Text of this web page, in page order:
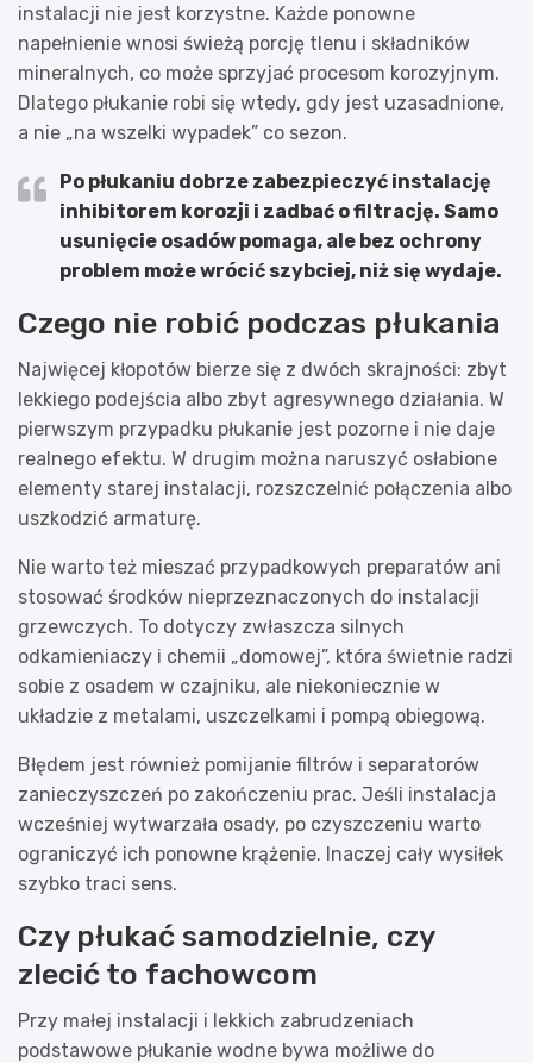
instalacji nie jest korzystne. Każde ponowne
napełnienie wnosi świeżą porcję tlenu i składników
mineralnych, co może sprzyjać procesom korozyjnym.
Dlatego płukanie robi się wtedy, gdy jest uzasadnione,
a nie „na wszelki wypadek” co sezon.
Po płukaniu dobrze zabezpieczyć instalację
inhibitorem korozji i zadbać o filtrację. Samo
usunięcie osadów pomaga, ale bez ochrony
problem może wrócić szybciej, niż się wydaje.
Czego nie robić podczas płukania
Najwięcej kłopotów bierze się z dwóch skrajności: zbyt
lekkiego podejścia albo zbyt agresywnego działania. W
pierwszym przypadku płukanie jest pozorne i nie daje
realnego efektu. W drugim można naruszyć osłabione
elementy starej instalacji, rozszczelnić połączenia albo
uszkodzić armaturę.
Nie warto też mieszać przypadkowych preparatów ani
stosować środków nieprzeznaczonych do instalacji
grzewczych. To dotyczy zwłaszcza silnych
odkamieniaczy i chemii „domowej”, która świetnie radzi
sobie z osadem w czajniku, ale niekoniecznie w
układzie z metalami, uszczelkami i pompą obiegową.
Błędem jest również pomijanie filtrów i separatorów
zanieczyszczeń po zakończeniu prac. Jeśli instalacja
wcześniej wytwarzała osady, po czyszczeniu warto
ograniczyć ich ponowne krążenie. Inaczej cały wysiłek
szybko traci sens.
Czy płukać samodzielnie, czy
zlecić to fachowcom
Przy małej instalacji i lekkich zabrudzeniach
podstawowe płukanie wodne bywa możliwe do